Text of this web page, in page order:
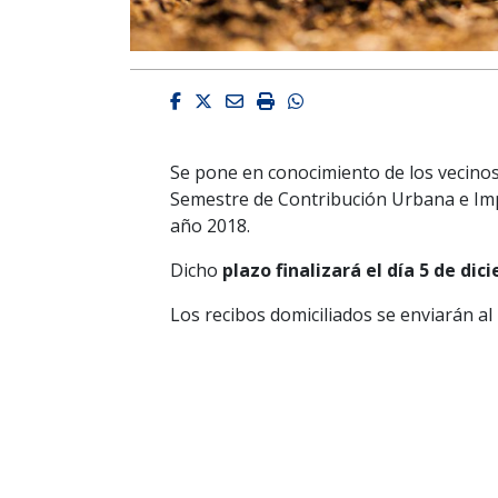
Facebook
Twitter
EmailImprimirWhatsapp
Se pone en conocimiento de los
Semestre de Contribución Urbana e
año 2018.
Dicho plazo finalizará el día 5 de
Los recibos domiciliados se enviarán